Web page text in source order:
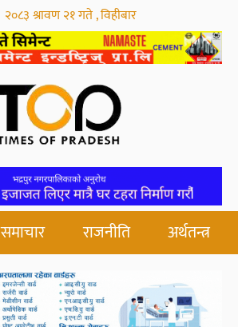
२०८३ श्रावण २१ गते , विहीबार
समाचार राजनीति अर्थतन्त्र